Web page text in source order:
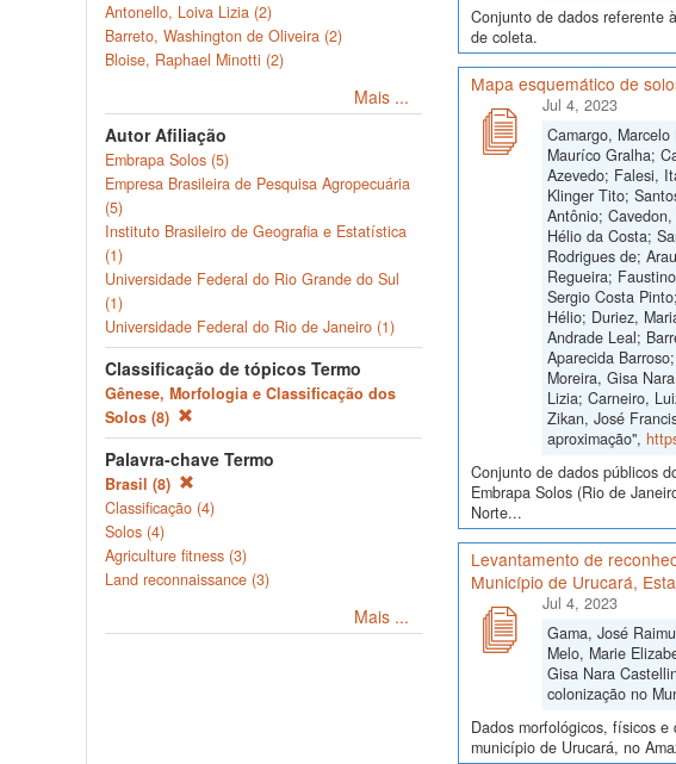
Antonello, Loiva Lizia (2)
Barreto, Washington de Oliveira (2)
Bloise, Raphael Minotti (2)
Mais ...
Autor Afiliação
Embrapa Solos (5)
Empresa Brasileira de Pesquisa Agropecuária
(5)
Instituto Brasileiro de Geografia e Estatística
(1)
Universidade Federal do Rio Grande do Sul
(1)
Universidade Federal do Rio de Janeiro (1)
Classificação de tópicos Termo
Gênese, Morfologia e Classificação dos
Solos (8)
Palavra-chave Termo
Brasil (8)
Classificação (4)
Solos (4)
Agriculture fitness (3)
Land reconnaissance (3)
Mais ...
Conjunto de dados referente
de coleta.
Mapa esquemático de
Jul 4, 2023
Camargo,
Mauríco Gralha;
Azevedo; Falesi,
Klinger Tito;
Antônio;
Hélio da Costa;
Rodrigues de;
Regueira;
Sergio Costa
Hélio; Duriez,
Andrade Leal;
Aparecida
Moreira, Gisa
Lizia; Carneiro,
Zikan, José
aproximação",
Conjunto de dados públicos
Embrapa Solos (Rio de
Norte...
Levantamento de
Município de Urucará,
Jul 4, 2023
Gama, José
Melo, Marie
Gisa Nara
colonização no
Dados morfológicos, físicos
município de Urucará, no